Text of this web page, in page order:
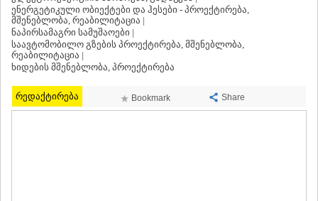
ᲮᲝᲜᲘ
ᲙᲐᲮᲔᲗᲘ
ᲐᲮᲛᲔᲢᲐ
ᲒᲣᲠᲯᲐᲐᲜᲘ
ᲓᲔᲓᲝᲤᲚᲘᲡᲬᲧᲐᲠᲝ
ᲚᲐᲒᲝᲓᲔᲮᲘ
ᲡᲐᲒᲐᲠᲔᲯᲝ
ენერგეტიკული ობიექტები და ჰესები - პროექტირება,
მშენებლობა, რეაბილიტაცია |
ნაპირსამაგრი სამუშაოები |
საავტომობილო გზების პროექტირება, მშენებლობა,
რეაბილიტაცია |
ხიდების მშენებლობა, პროექტირება
რედაქტირება Bookmark Share